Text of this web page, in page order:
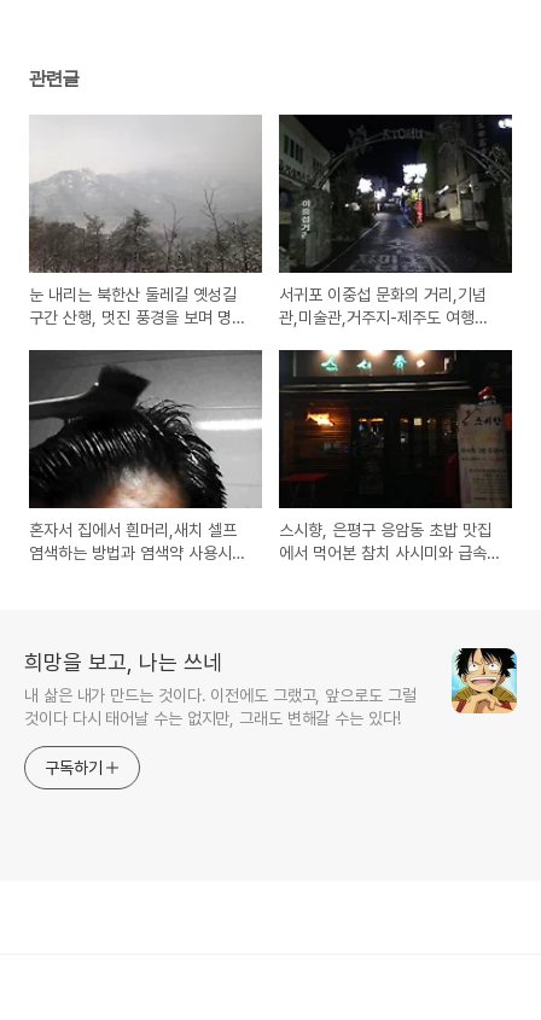
관련글
눈 내리는 북한산 둘레길 옛성길
구간 산행, 멋진 풍경을 보며 명상
서귀포 이중섭 문화의 거리,기념
관,미술관,거주지-제주도 여행지
혼자서 집에서 흰머리,새치 셀프
염색하는 방법과 염색약 사용시
스시향, 은평구 응암동 초밥 맛집
에서 먹어본 참치 사시미와 급속
희망을 보고, 나는 쓰네
내 삶은 내가 만드는 것이다. 이전에도 그랬고, 앞으로도 그럴
것이다 다시 태어날 수는 없지만, 그래도 변해갈 수는 있다!
구독하기